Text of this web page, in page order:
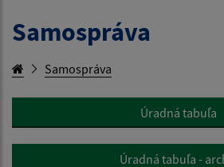
Samospráva
Samospráva
Úradná tabuľa
Úradná tabuľa -